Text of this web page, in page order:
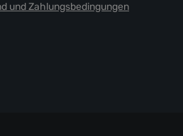
und Zahlungsbedingungen